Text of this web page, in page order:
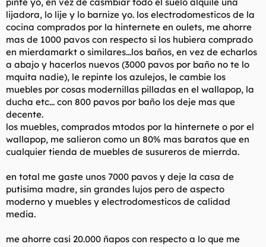
lijadora, lo lije y lo barnize yo. los electrodomesticos de la
cocina comprados por la hinternete en oulets, me ahorre
mas de 1000 pavos con respecto si los hubiera comprado
en mierdamarkt o similares...los baños, en vez de echarlos
a abajo y hacerlos nuevos (3000 pavos por baño no te lo
mquita nadie), le repinte los azulejos, le cambie los
muebles por cosas modernillas pilladas en el wallapop, la
ducha etc... con 800 pavos por baño los deje mas que
decente.
los muebles, comprados mtodos por la hinternete o por el
wallapop, me salieron como un 80% mas baratos que en
cualquier tienda de muebles de susureros de mierrda.
en total me gaste unos 7000 pavos y deje la casa de
putisima madre, sin grandes lujos pero de aspecto
moderno y muebles y electrodomesticos de calidad
media.
me ahorre casi 20.000 ñapos con respecto a lo que me